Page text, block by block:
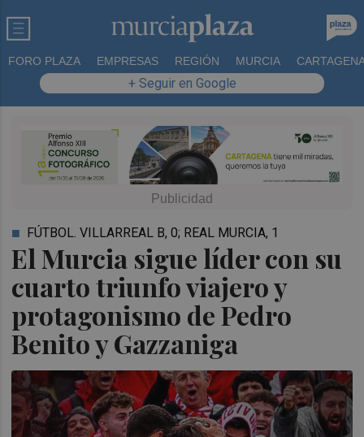
FORO PLAZA EMPRESAS REGIÓN MURCIA
+ Seguir en Google
El Murcia sigue líder con su
cuarto triunfo viajero y
protagonismo de Pedro
Benito y Gazzaniga
FÚTBOL. VILLARREAL B, 0; REAL MURCIA, 1